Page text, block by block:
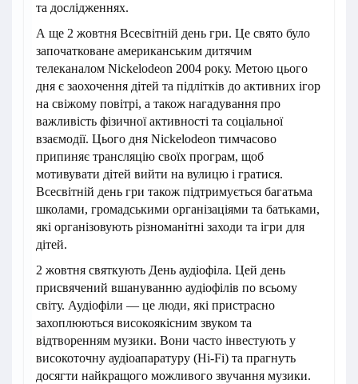
та дослідженнях.
А ще 2 жовтня Всесвітній день гри. Це свято було
започатковане американським дитячим
телеканалом Nickelodeon 2004 року. Метою цього
дня є заохочення дітей та підлітків до активних ігор
на свіжому повітрі, а також нагадування про
важливість фізичної активності та соціальної
взаємодії. Цього дня Nickelodeon тимчасово
припиняє трансляцію своїх програм, щоб
мотивувати дітей вийти на вулицю і гратися.
Всесвітній день гри також підтримується багатьма
школами, громадськими організаціями та батьками,
які організовують різноманітні заходи та ігри для
дітей.
2 жовтня святкують День аудіофіла. Цей день
присвячений вшануванню аудіофілів по всьому
світу. Аудіофіли — це люди, які пристрасно
захоплюються високоякісним звуком та
відтворенням музики. Вони часто інвестують у
високоточну аудіоапаратуру (Hi-Fi) та прагнуть
досягти найкращого можливого звучання музики.